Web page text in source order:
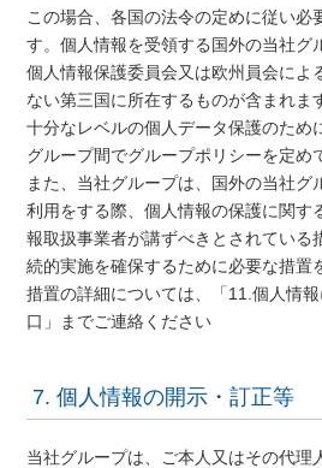
この場合、各国の法令の定めに従い必
す。個人情報を受領する国外の当社グ
個人情報保護委員会又は欧州員会によ
ない第三国に所在するものが含まれま
十分なレベルの個人データ保護のため
グループ間でグループポリシーを定め
また、当社グループは、国外の当社グ
利用をする際、個人情報の保護に関す
報取扱事業者が講ずべきとされている
続的実施を確保するために必要な措置
措置の詳細については、「11.個人情
口」までご連絡ください
7. 個人情報の開示・訂正等
当社グループは、ご本人又はその代理